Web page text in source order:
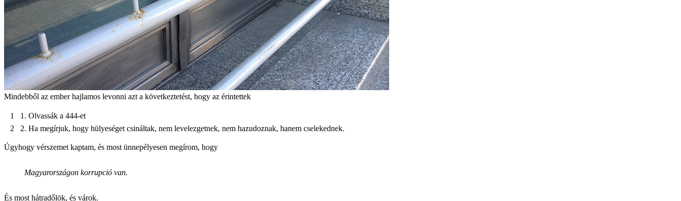
Mindebből az ember hajlamos levonni azt a következtetést, hogy az érintettek
Olvassák a 444-et
Ha megírjuk, hogy hülyeséget csináltak, nem levelezgetnek, nem hazudoznak, hanem cselekednek.
Úgyhogy vérszemet kaptam, és most ünnepélyesen megírom, hogy
Magyarországon korrupció van.
És most hátradőlök, és várok.